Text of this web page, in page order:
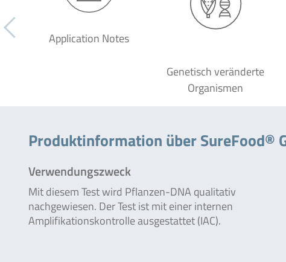
Application Notes
Genetisch veränderte
Organismen
Produktinformation über SureFood®
Verwendungszweck
Mit diesem Test wird Pflanzen-DNA qualitativ
nachgewiesen. Der Test ist mit einer internen
Amplifikationskontrolle ausgestattet (IAC).